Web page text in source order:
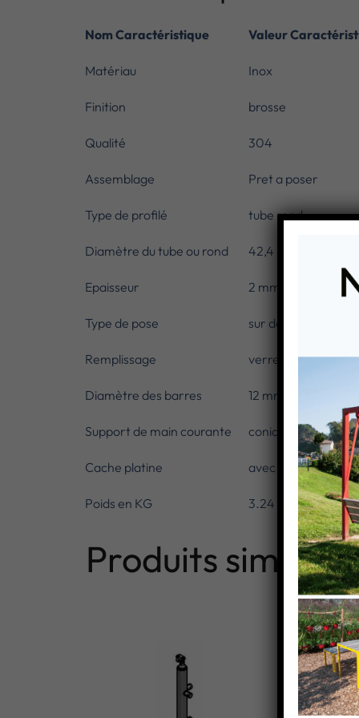
Nom Caractéristique Valeur
Matériau Inox
Finition brosse
Qualité 304
Assemblage Pret a poser
Type de profilé tube rond
Diamètre du tube ou rond 42,4 mm
Epaisseur 2 mm
Type de pose sur dalle
Remplissage verre et barres
Diamètre des barres 12 mm
Support de main courante conique design
Cache platine avec
Poids en KG 3.24
Produits